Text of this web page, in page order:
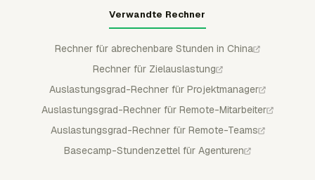
Verwandte Rechner
Rechner für abrechenbare Stunden in China
Rechner für Zielauslastung
Auslastungsgrad-Rechner für Projektmanager
Auslastungsgrad-Rechner für Remote-Mitarbeiter
Auslastungsgrad-Rechner für Remote-Teams
Basecamp-Stundenzettel für Agenturen